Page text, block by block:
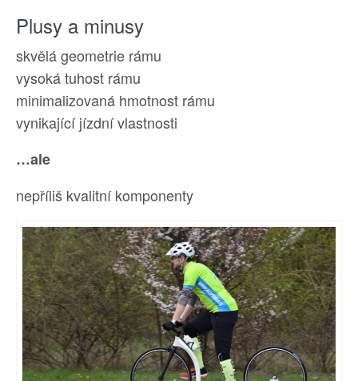
Plusy a minusy
skvělá geometrie rámu
vysoká tuhost rámu
minimalizovaná hmotnost rámu
vynikající jízdní vlastnosti
…ale
nepříliš kvalitní komponenty